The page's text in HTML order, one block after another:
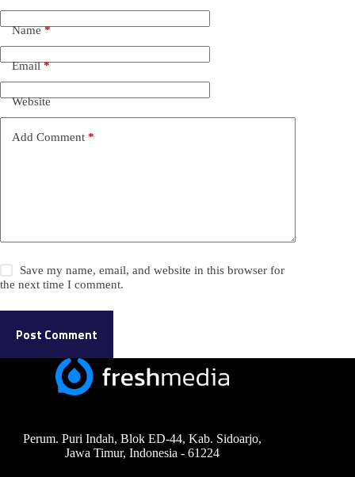
Name*
Email*
Website
Add Comment *
Save my name, email, and website in this browser for
the next time I comment.
Post Comment
Perum. Puri Indah, Blok ED-44, Kab. Sidoarjo,
Jawa Timur, Indonesia - 61224